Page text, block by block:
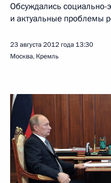
Обсуждались
и актуальные проблемы
23 августа 2012 года 13:30
Москва, Кремль